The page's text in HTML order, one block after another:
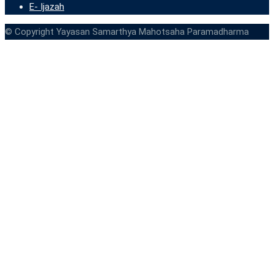
E- Ijazah
© Copyright Yayasan Samarthya Mahotsaha Paramadharma